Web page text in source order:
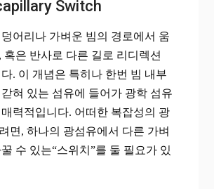
Switch
어리나 가벼운 빔의 경로에서 움
, 혹은 반사로 다른 길로 리디렉션
. 이 개념은 특히나 한번 빔 내부
혀 있는 섬유에 들어가 광학 섬유
력적입니다. 어떠한 복잡성의 광
면 , 하나의 광섬유에서 다른 가벼
수 있는“스위치”를 둘 필요가 있